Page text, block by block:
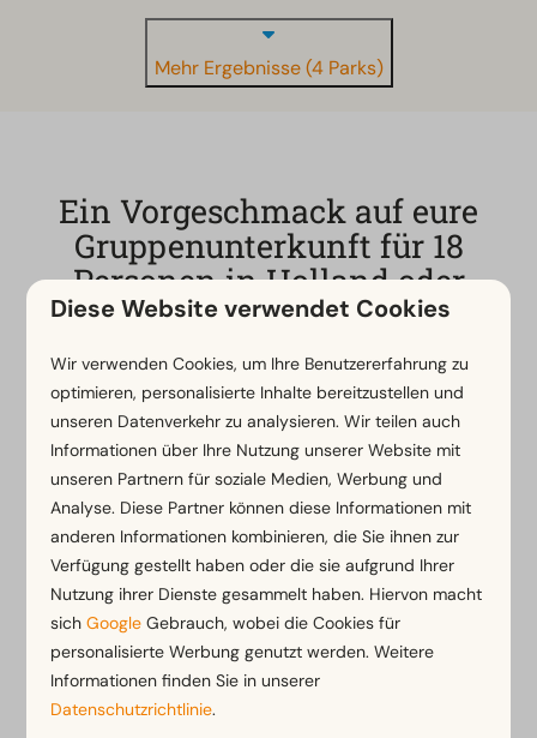
Mehr Ergebnisse (4 Parks)
Ein Vorgeschmack auf eure
Gruppenunterkunft für 18
Personen in Holland oder
Belgien
Ein Aufenthalt in einem Ferienhaus für 18 Personen
ist die perfekte Wahl für einen unvergesslichen Trip
mit der großen Familie, dem Sportteam oder der
Freundesgruppe . Unsere geräumigen Unterkünfte
sind mit allem Komfort ausgestattet und verfügen
über eine großzügige Sitzecke sowie einengroßen
Esstisch
. Dort kann die gesamte Gruppe für ein
gemeinsames Abendessen oder einen gemütlichen
Spieleabend zusammenkommen. Diemoderne
Kücheist komplett für das Kochen für große
Gruppen ausgelegt und dank der mehreren
Badezimmer genießt jeder ausreichend Komfort und
Diese Website verwendet Cookies
Wir verwenden Cookies, um Ihre Benutzererfahrung zu
optimieren, personalisierte Inhalte bereitzustellen und
unseren Datenverkehr zu analysieren. Wir teilen auch
Informationen über Ihre Nutzung unserer Website mit
unseren Partnern für soziale Medien, Werbung und
Analyse. Diese Partner können diese Informationen mit
anderen Informationen kombinieren, die Sie ihnen zur
Verfügung gestellt haben oder die sie aufgrund Ihrer
Nutzung ihrer Dienste gesammelt haben. Hiervon macht
sichGoogle Gebrauch, wobei die Cookies für
personalisierte Werbung genutzt werden. Weitere
Informationen finden Sie in unserer
Datenschutzrichtlinie.